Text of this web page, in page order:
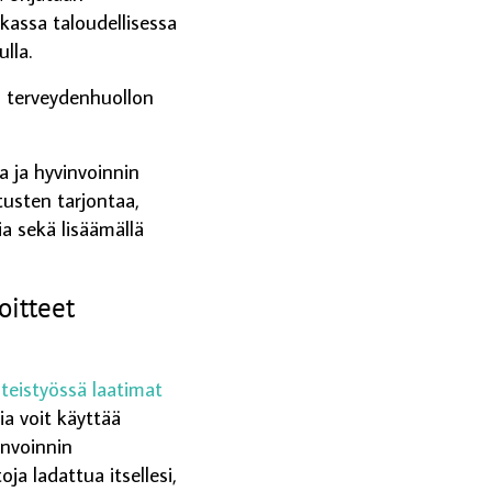
taloudellisessa
ja hyvinvoinnin
tarjontaa,
sekä lisäämällä
laatimat
voit käyttää
ladattua itsellesi,